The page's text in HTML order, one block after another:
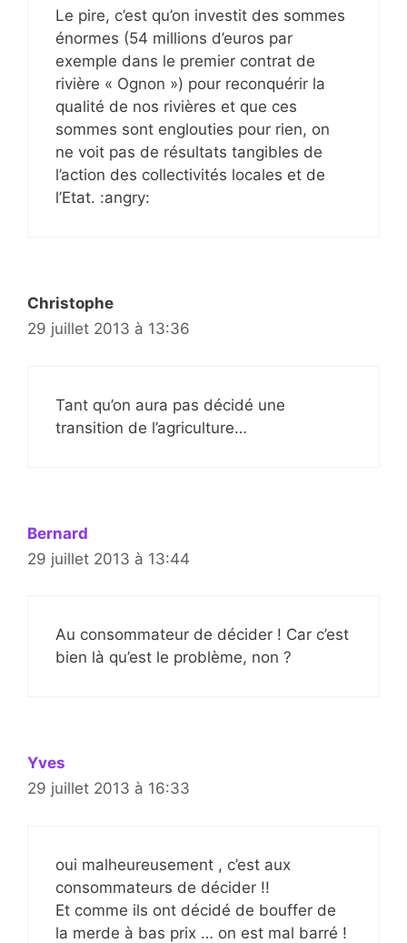
Le pire, c’est qu’on investit des sommes
énormes (54 millions d’euros par
exemple dans le premier contrat de
rivière « Ognon ») pour reconquérir la
qualité de nos rivières et que ces
sommes sont englouties pour rien, on
ne voit pas de résultats tangibles de
l’action des collectivités locales et de
l’Etat. :angry:
Christophe
29 juillet 2013 à 13:36
Tant qu’on aura pas décidé une
transition de l’agriculture…
Bernard
29 juillet 2013 à 13:44
Au consommateur de décider ! Car c’est
bien là qu’est le problème, non ?
Yves
29 juillet 2013 à 16:33
oui malheureusement , c’est aux
consommateurs de décider !!
Et comme ils ont décidé de bouffer de
la merde à bas prix … on est mal barré !